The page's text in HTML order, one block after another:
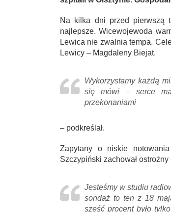
Na kilka dni przed pierwszą
najlepsze. Wicewojewoda
Lewica nie zwalnia tempa.
Lewicy – Magdaleny Biejat.
Wykorzystamy każdą
się mówi – serce
przekonaniami
– podkreślał.
Zapytany o niskie
Szczypiński zachował ostrożny
Jesteśmy w studiu
sondaż to ten z 18
sześć procent było